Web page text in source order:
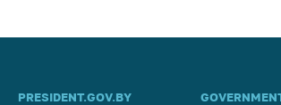
PRESIDENT.GOV.BY